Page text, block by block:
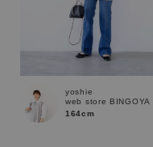
yoshie
web store BINGOYA
164cm